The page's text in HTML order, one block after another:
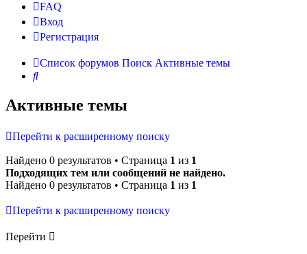
FAQ
Вход
Регистрация
Список форумов Поиск Активные темы
Поиск
Активные темы
Перейти к расширенному поиску
Найдено 0 результатов • Страница 1 из 1
Подходящих тем или сообщений не найдено.
Найдено 0 результатов • Страница 1 из 1
Перейти к расширенному поиску
Перейти